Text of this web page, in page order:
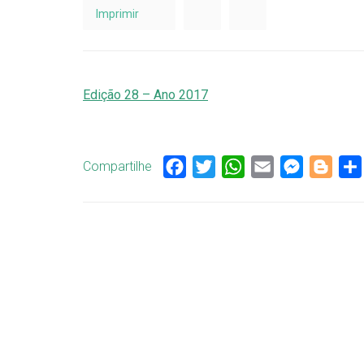
Imprimir
Edição 28 – Ano 2017
Compartilhe Facebook
TwitterWhatsApp
Email